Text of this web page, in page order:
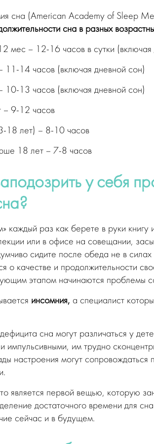
сна (American Academy of Sleep
сна в разных
мес – 12-16 часов в сутки (включая
11-14 часов (включая дневной сон)
10-13 часов (включая дневной сон)
– 9-12 часов
18 лет) – 8-10 часов
18 лет – 7-8 часов
у себя
каждый раз как берете в руки
или в офисе на совещании,
сидите после обеда не в
о качестве и продолжительности
этапом начинаются проблемы
инсомния, а специалист
сна могут различаться у
импульсивными, им трудно
настроения могут сопровождаться
является первой вещью, которую
достаточного времени для
сейчас и в будущем.